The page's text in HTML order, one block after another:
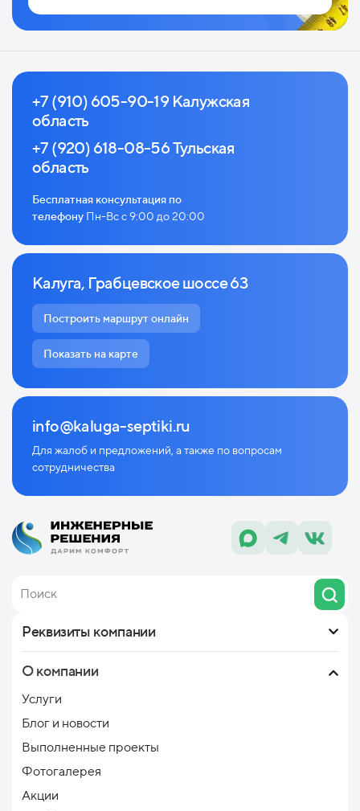
+7 (910) 605-90-19 Калужская
область
+7 (920) 618-08-56 Тульская
область
Бесплатная консультация по
телефону Пн-Вс с 9:00 до 20:00
Калуга, Грабцевское шоссе 63
Построить маршрут онлайн
Показать на карте
info@kaluga-septiki.ru
Для жалоб и предложений, а также по вопросам
сотрудничества
Реквизиты компании
О компании
Услуги
Блог и новости
Выполненные проекты
Фотогалерея
Акции